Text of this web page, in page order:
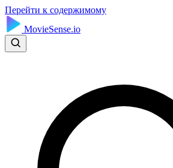
Перейти к содержимому
MovieSense.io